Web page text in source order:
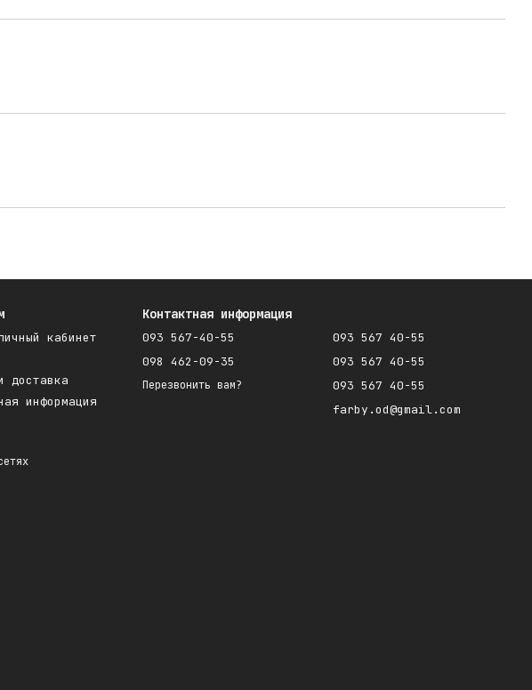
кабинет
доставка
информация
Контактная информация
093 567-40-55
098 462-09-35
Перезвонить вам?
093 567 40-55
093 567 40-55
093 567 40-55
farby.od@gmail.com